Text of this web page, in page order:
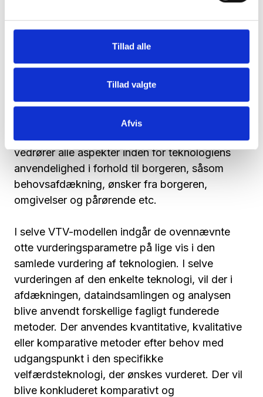
Tillad alle
Tillad valgte
Afvis
forhold til fire overordnede kategorier, hvor der i
være nogle betydninger eller konsekvenser i
forhold til velfærdsteknologien. Der er to
vurderingsparametre under hver kategori:
Anvendelighed og værdi er
vedrører alle aspekter inden for teknologiens
anvendelighed i forhold til borgeren, såsom
behovsafdækning, ønsker fra borgeren,
omgivelser og pårørende etc.
I selve VTV-modellen indgår de ovennævnte
otte vurderingsparametre på lige vis i den
samlede vurdering af teknologien. I selve
vurderingen af den enkelte teknologi, vil der i
afdækningen, dataindsamlingen og analysen
blive anvendt forskellige fagligt funderede
metoder. Der anvendes kvantitative, kvalitative
eller komparative metoder efter behov med
udgangspunkt i den specifikke
velfærdsteknologi, der ønskes vurderet. Der vil
blive konkluderet komparativt og